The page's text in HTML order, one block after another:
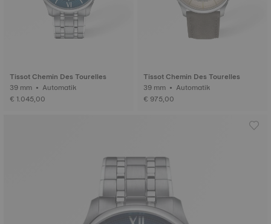
Tissot Chemin Des Tourelles
39 mm • Automatik
€ 1.045,00
Tissot Chemin Des Tourelles
39 mm • Automatik
€ 975,00